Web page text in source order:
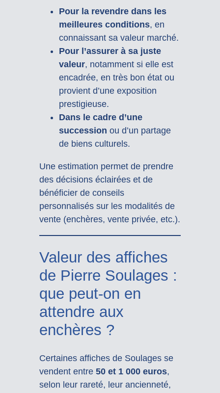
Pour la revendre dans les
meilleures conditions, en
connaissant sa valeur marché.
Pour l’assurer à sa juste
valeur, notamment si elle est
encadrée, en très bon état ou
provient d’une exposition
prestigieuse.
Dans le cadre d’une
succession ou d’un partage
de biens culturels.
Une estimation permet de prendre
des décisions éclairées et de
bénéficier de conseils
personnalisés sur les modalités de
vente (enchères, vente privée, etc.).
Valeur des affiches
de Pierre Soulages :
que peut-on en
attendre aux
enchères ?
Certaines affiches de Soulages se
vendent entre 50 et 1 000 euros,
selon leur rareté, leur ancienneté,